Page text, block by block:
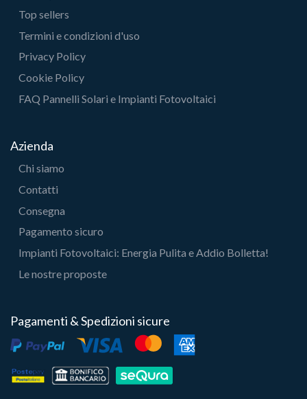
Top sellers
Termini e condizioni d'uso
Privacy Policy
Cookie Policy
FAQ Pannelli Solari e Impianti Fotovoltaici
Azienda
Chi siamo
Contatti
Consegna
Pagamento sicuro
Impianti Fotovoltaici: Energia Pulita e Addio Bolletta!
Le nostre proposte
Pagamenti & Spedizioni sicure